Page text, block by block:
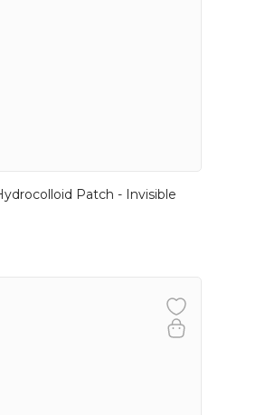
Patch - Invisible